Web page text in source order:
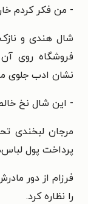
- من فکر کردم
شال هندی و
فروشگاه روی
نشان ادب جلوی
- این شال نخ
مرجان لبخندی
پرداخت پول
فرزام از دور
را نظاره کرد.